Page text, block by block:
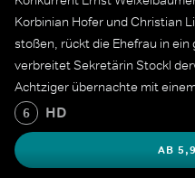
Korbinian Hofer und Christian
stoßen, rückt die Ehefrau in
verbreitet Sekretärin Stockl
Achtziger übernachte mit
selben Hotel.
6 HD
AB